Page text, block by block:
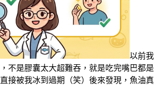
以前我
不是膠囊太大超難吞，就是吃完嘴巴都是
接被我冰到過期（笑）後來發現，魚油真